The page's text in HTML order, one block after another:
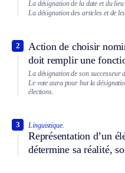
La désignation de la date et du lieu
La désignation des articles et de
Action de choisir
doit remplir une
2
La désignation de son successeur
Le vote aura pour but la
élections.
Linguistique.
Représentation d’un
détermine sa réalité,
3